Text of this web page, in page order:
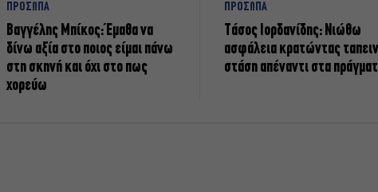
ΠΡΟΣΩΠΑ
Βαγγέλης Μπίκος: Έμαθα να
δίνω αξία στο ποιος είμαι πάνω
στη σκηνή και όχι στο πως
χορεύω
ΠΡΟΣΩΠΑ
Tάσος Ιορδανίδης: Νιώθω
ασφάλεια κρατώντας
στάση απέναντι στα